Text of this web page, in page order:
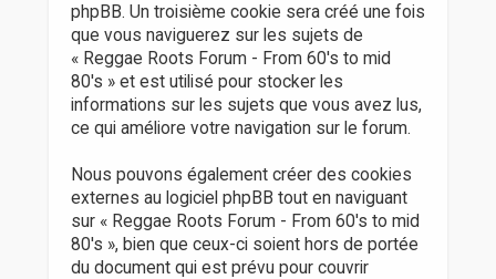
phpBB. Un troisième cookie sera créé une fois
que vous naviguerez sur les sujets de
« Reggae Roots Forum - From 60's to mid
80's » et est utilisé pour stocker les
informations sur les sujets que vous avez lus,
ce qui améliore votre navigation sur le forum.
Nous pouvons également créer des cookies
externes au logiciel phpBB tout en naviguant
sur « Reggae Roots Forum - From 60's to mid
80's », bien que ceux-ci soient hors de portée
du document qui est prévu pour couvrir